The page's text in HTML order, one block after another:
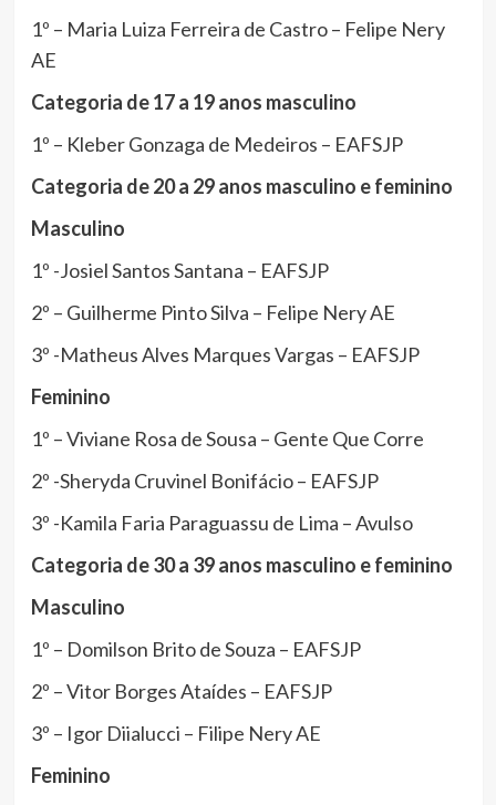
1º – Maria Luiza Ferreira de Castro – Felipe Nery
AE
Categoria de 17 a 19 anos masculino
1º – Kleber Gonzaga de Medeiros – EAFSJP
Categoria de 20 a 29 anos masculino e feminino
Masculino
1º -Josiel Santos Santana – EAFSJP
2º – Guilherme Pinto Silva – Felipe Nery AE
3º -Matheus Alves Marques Vargas – EAFSJP
Feminino
1º – Viviane Rosa de Sousa – Gente Que Corre
2º -Sheryda Cruvinel Bonifácio – EAFSJP
3º -Kamila Faria Paraguassu de Lima – Avulso
Categoria de 30 a 39 anos masculino e feminino
Masculino
1º – Domilson Brito de Souza – EAFSJP
2º – Vitor Borges Ataídes – EAFSJP
3º – Igor Diialucci – Filipe Nery AE
Feminino